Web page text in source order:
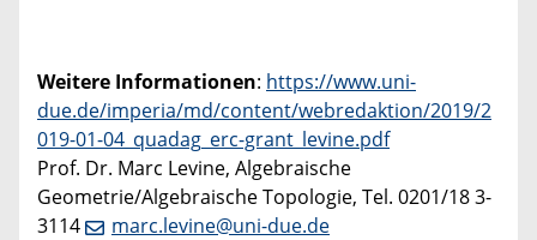
Weitere Informationen: https://www.uni-
due.de/imperia/md/content/webredaktion/2019/2
019-01-04_quadag_erc-grant_levine.pdf
Prof. Dr. Marc Levine, Algebraische
Geometrie/Algebraische Topologie, Tel. 0201/18 3-
3114
marc.levine@uni-due.de